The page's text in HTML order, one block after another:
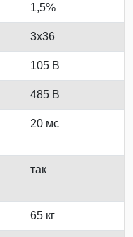
1,5%
3x36
105 В
485 В
20 мс
так
65 кг